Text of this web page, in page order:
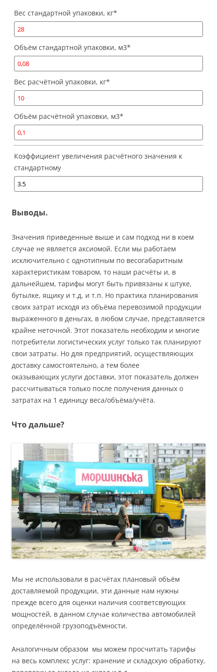
Вес стандартной упаковки, кг*
Объём стандартной упаковки, м3*
Вес расчётной упаковки, кг*
Объём расчётной упаковки, м3*
Коэффициент увеличения расчётного значения к
стандартному
Выводы.
Значения приведенные выше и сам подход ни в коем
случае не является аксиомой. Если мы работаем
исключительно с однотипным по весогабаритным
характеристикам товаром, то наши расчёты и, в
дальнейшем, тарифы могут быть привязаны к штуке,
бутылке, ящику и т.д. и т.п. Но практика планирования
своих затрат исходя из объёма перевозимой продукции
выраженного в деньгах, в любом случае, представляется
крайне неточной. Этот показатель необходим и многие
потребители логистических услуг только так планируют
свои затраты. Но для предприятий, осуществляющих
доставку самостоятельно, а тем более
оказывающих услуги доставки, этот показатель должен
рассчитываться только после получения данных о
затратах на 1 единицу веса/объёма/учёта.
Что дальше?
Мы не использовали в расчётах плановый объём
доставляемой продукции, эти данные нам нужны
прежде всего для оценки наличия соответсвующих
мощностей, в данном случае количества автомобилей
определённой грузоподъёмности.
Аналогичным образом мы можем просчитать тарифы
на весь комплекс услуг: хранение и складскую обработку,